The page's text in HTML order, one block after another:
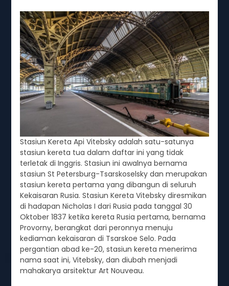
Stasiun Kereta Api Vitebsky adalah satu-satunya
stasiun kereta tua dalam daftar ini yang tidak
terletak di Inggris. Stasiun ini awalnya bernama
stasiun St Petersburg-Tsarskoselsky dan merupakan
stasiun kereta pertama yang dibangun di seluruh
Kekaisaran Rusia. Stasiun Kereta Vitebsky diresmikan
di hadapan Nicholas I dari Rusia pada tanggal 30
Oktober 1837 ketika kereta Rusia pertama, bernama
Provorny, berangkat dari peronnya menuju
kediaman kekaisaran di Tsarskoe Selo. Pada
pergantian abad ke-20, stasiun kereta menerima
nama saat ini, Vitebsky, dan diubah menjadi
mahakarya arsitektur Art Nouveau.